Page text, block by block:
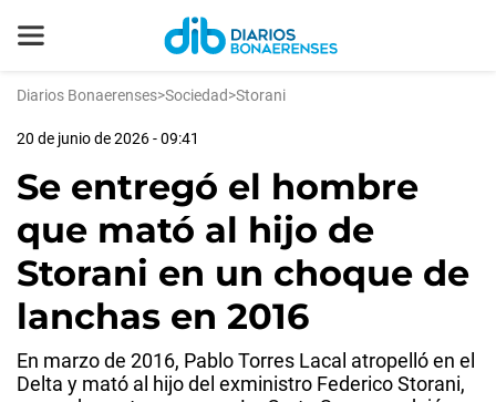
Diarios Bonaerenses>Sociedad>Storani
20 de junio de 2026 - 09:41
Se entregó el hombre
que mató al hijo de
Storani en un choque de
lanchas en 2016
En marzo de 2016, Pablo Torres Lacal atropelló en el
Delta y mató al hijo del exministro Federico Storani,